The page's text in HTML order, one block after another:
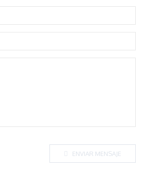
ENVIAR MENSAJE